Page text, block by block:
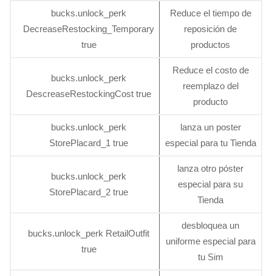
bucks.unlock_perk
DecreaseRestocking_Temporary
true
Reduce el tiempo de
reposición de
productos
bucks.unlock_perk
DescreaseRestockingCost true
Reduce el costo de
reemplazo del
producto
bucks.unlock_perk
StorePlacard_1 true
lanza un poster
especial para tu Tienda
bucks.unlock_perk
StorePlacard_2 true
lanza otro póster
especial para su
Tienda
bucks.unlock_perk RetailOutfit
true
desbloquea un
uniforme especial para
tu Sim